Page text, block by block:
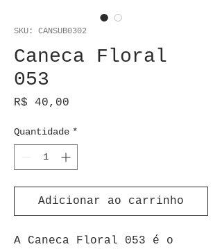
SKU: CANSUB0302
Caneca Floral
053
R$ 40,00
Quantidade *
Adicionar ao carrinho
A Caneca Floral 053 é o